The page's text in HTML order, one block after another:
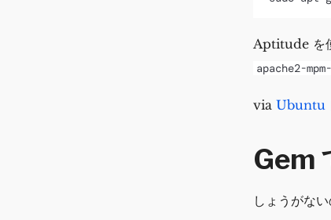
Aptitude を
apache2-
via Ubuntu
Gem
しょうがな